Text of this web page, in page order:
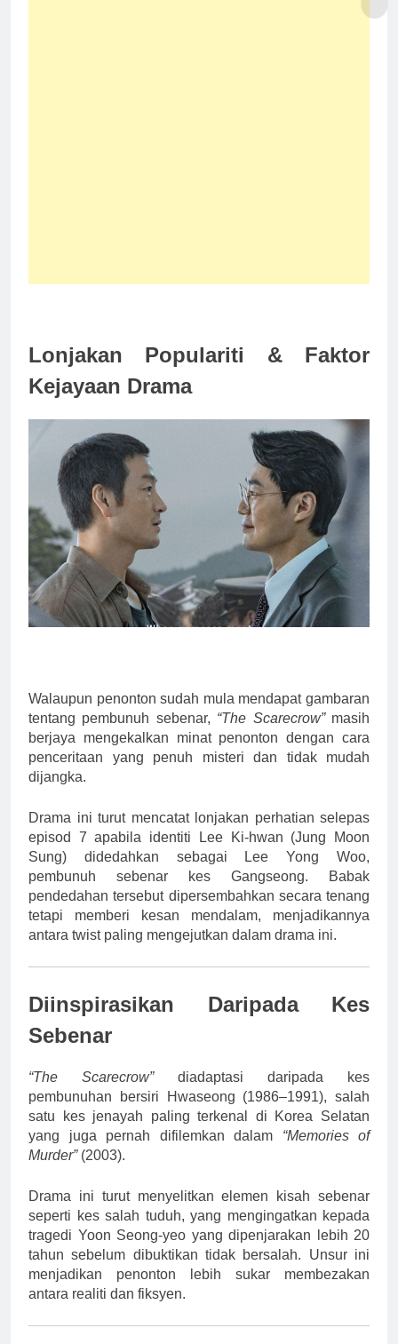
Lonjakan Populariti & Faktor
Kejayaan Drama
Walaupun penonton sudah mula mendapat gambaran
tentang pembunuh sebenar, “The Scarecrow”masih
berjaya mengekalkan minat penonton dengan cara
penceritaan yang penuh misteri dan tidak mudah
dijangka.
Drama ini turut mencatat lonjakan perhatian selepas
episod 7 apabila identiti Lee Ki-hwan (Jung Moon
Sung) didedahkan sebagai Lee Yong Woo,
pembunuh sebenar kes Gangseong. Babak
pendedahan tersebut dipersembahkan secara tenang
tetapi memberi kesan mendalam, menjadikannya
antara twist paling mengejutkan dalam drama ini.
Diinspirasikan Daripada Kes
Sebenar
“The Scarecrow”diadaptasi daripada kes
pembunuhan bersiri Hwaseong (1986–1991), salah
satu kes jenayah paling terkenal di Korea Selatan
yang juga pernah difilemkan dalam “Memories of
Murder”(2003).
Drama ini turut menyelitkan elemen kisah sebenar
seperti kes salah tuduh, yang mengingatkan kepada
tragedi Yoon Seong-yeo yang dipenjarakan lebih 20
tahun sebelum dibuktikan tidak bersalah. Unsur ini
menjadikan penonton lebih sukar membezakan
antara realiti dan fiksyen.